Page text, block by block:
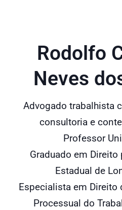
Rodolfo
Neves
Advogado trabalhista
consultoria e
Professor
Graduado em
Estadual de
Especialista em Direito
Processual do